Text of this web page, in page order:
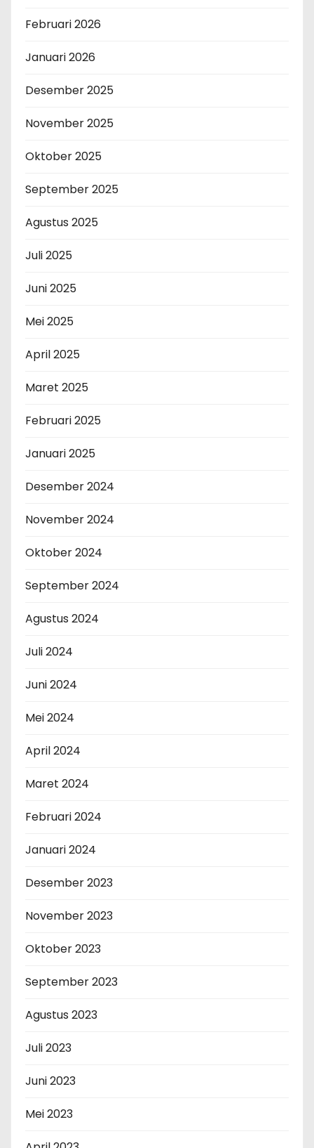
Februari 2026
Januari 2026
Desember 2025
November 2025
Oktober 2025
September 2025
Agustus 2025
Juli 2025
Juni 2025
Mei 2025
April 2025
Maret 2025
Februari 2025
Januari 2025
Desember 2024
November 2024
Oktober 2024
September 2024
Agustus 2024
Juli 2024
Juni 2024
Mei 2024
April 2024
Maret 2024
Februari 2024
Januari 2024
Desember 2023
November 2023
Oktober 2023
September 2023
Agustus 2023
Juli 2023
Juni 2023
Mei 2023